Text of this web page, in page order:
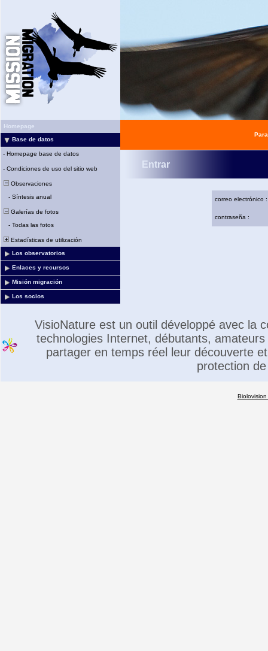
Homepage
Base de datos
- Homepage base de datos
- Condiciones de uso del sitio web
Observaciones
- Síntesis anual
Galerías de fotos
- Todas las fotos
Estadísticas de utilización
Los observatorios
Enlaces y recursos
Misión migración
Los socios
Entrar
correo electrónico :
contraseña :
VisioNature est un outil développé avec la
technologies Internet, débutants,
partager en temps réel leur découverte
protection
Biolovision